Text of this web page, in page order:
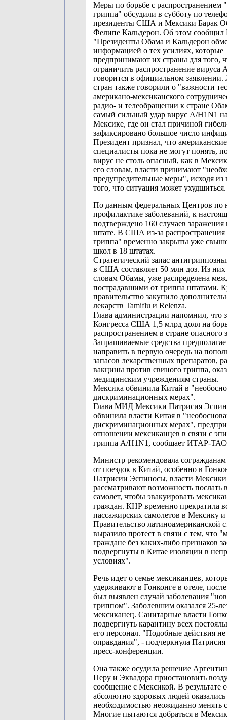
Меры по борьбе с распространением
гриппа" обсудили в субботу по
президенты США и Мексики Барак
Фелипе Кальдерон. Об этом сообщил
"Президенты Обама и Кальдерон
информацией о тех усилиях, которые
предпринимают их страны для того,
ограничить распространение вируса
говорится в официальном
стран также говорили о "важности
американо-мексиканского
радио- и телеобращении к стране
самый сильный удар вирус А/H1N1
Мексике, где он стал причиной
зафиксировано большое число
Президент признал, что американские
специалисты пока не могут понять,
вирус не столь опасный, как в
его словам, власти принимают
предупредительные меры", исходя из
того, что ситуация может ухудшиться.
По данным федеральных Центров по
профилактике заболеваний, к
подтверждено 160 случаев
штате. В США из-за распространения
гриппа" временно закрыты уже
школ в 18 штатах.
Стратегический запас
в США составляет 50 млн доз. Из них
словам Обамы, уже распределена
пострадавшими от гриппа штатами.
правительство закупило
лекарств Tamiflu и Relenza.
Глава администрации напомнил, что
Конгресса США 1,5 млрд долл на
распространением в стране опасного
Запрашиваемые средства
направить в первую очередь на
запасов лекарственных препаратов,
вакцины против свиного гриппа,
медицинским учреждениям страны.
Мексика обвинила Китай в
дискриминационных мерах".
Глава МИД Мексики Патрисия
обвинила власти Китая в
дискриминационных мерах",
отношении мексиканцев в связи с
гриппа A/H1N1, сообщает ИТАР-
Министр рекомендовала согражданам
от поездок в Китай, особенно в
Патрисии Эспиносы, власти Мексики
рассматривают возможность
самолет, чтобы эвакуировать
граждан. КНР временно прекратила
пассажирских самолетов в Мексику
Правительство латиноамериканской
выразило протест в связи с тем, что
граждане без каких-либо признаков
подвергнуты в Китае изоляции в
условиях".
Речь идет о семье мексиканцев,
удерживают в Гонконге в отеле,
был выявлен случай заболевания
гриппом". Заболевшим оказался 25-
мексиканец. Санитарные власти
подвергнуть карантину всех
его персонал. "Подобные действия
оправдания", - подчеркнула
пресс-конференции.
Она также осудила решение
Перу и Эквадора приостановить
сообщение с Мексикой. В результате
абсолютно здоровых людей оказались
необходимостью неожиданно менять
Многие пытаются добраться в